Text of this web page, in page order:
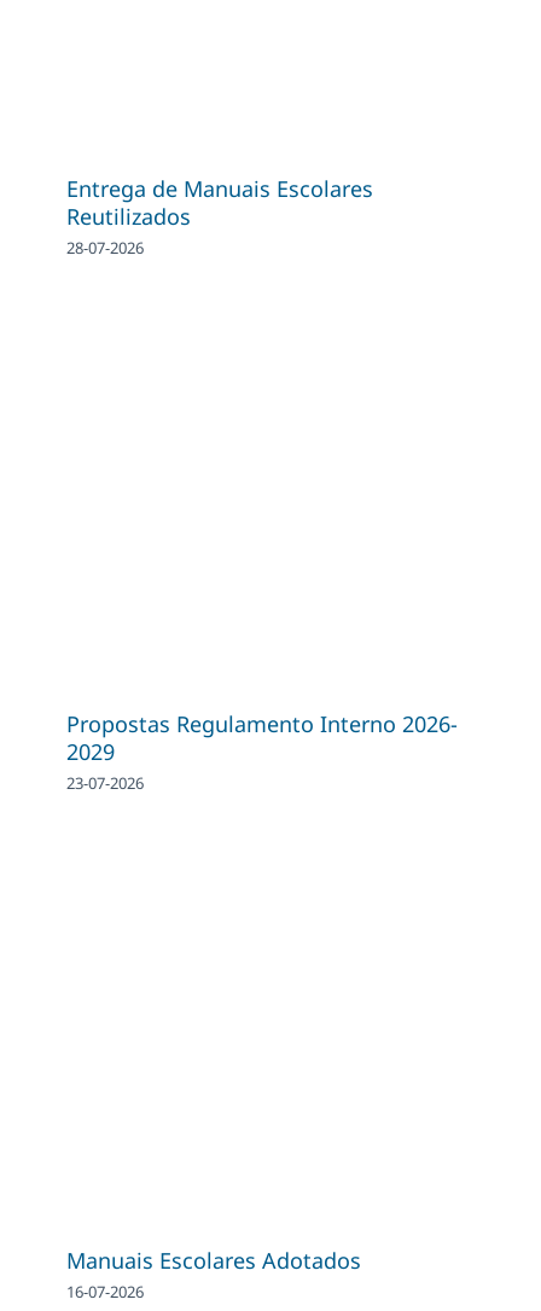
Entrega de Manuais Escolares
Reutilizados
28-07-2026
Propostas Regulamento Interno 2026-
2029
23-07-2026
Manuais Escolares Adotados
16-07-2026